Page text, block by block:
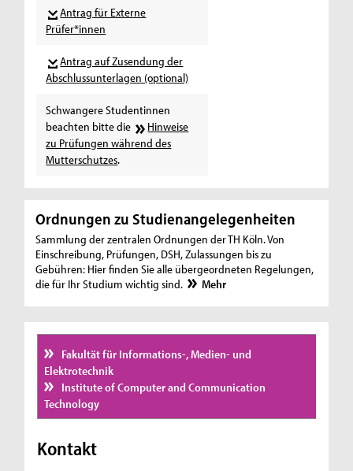
Antrag für Externe
Prüfer*innen
Antrag auf Zusendung der
Abschlussunterlagen (optional)
Schwangere Studentinnen
beachten bitte die
Hinweise
zu Prüfungen während des
Mutterschutzes.
Ordnungen zu Studienangelegenheiten
Sammlung der zentralen Ordnungen der TH Köln. Von
Einschreibung, Prüfungen, DSH, Zulassungen bis zu
Gebühren: Hier finden Sie alle übergeordneten Regelungen,
die für Ihr Studium wichtig sind.
Mehr
Fakultät für Informations-, Medien- und
Elektrotechnik
Institute of Computer and Communication
Technology
Kontakt